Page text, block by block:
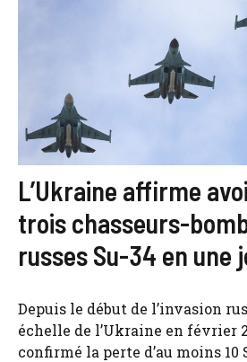
L’Ukraine affirme
trois chasseurs-
russes Su-34 en une
Depuis le début de l’invasion
échelle de l’Ukraine en février
confirmé la perte d’au moins 10